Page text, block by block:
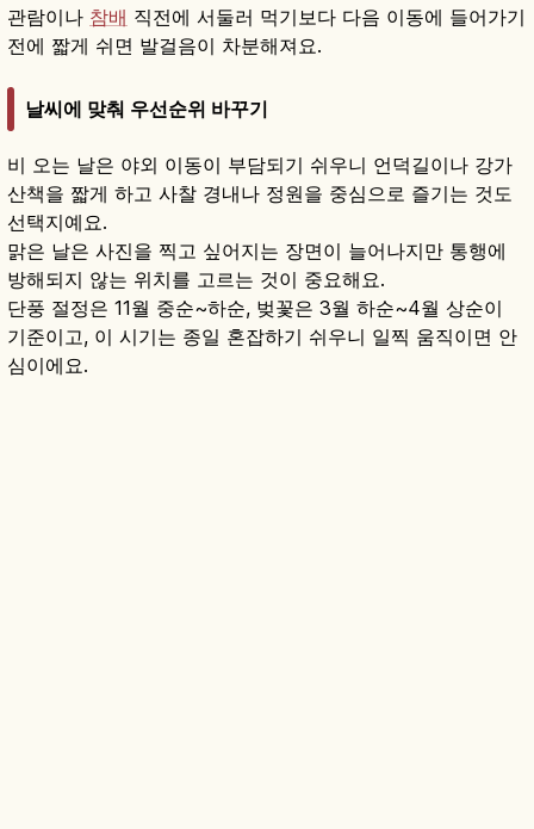
관람이나 참배 직전에 서둘러 먹기보다 다음 이동에 들어가기
전에 짧게 쉬면 발걸음이 차분해져요.
날씨에 맞춰 우선순위 바꾸기
비 오는 날은 야외 이동이 부담되기 쉬우니 언덕길이나 강가
산책을 짧게 하고 사찰 경내나 정원을 중심으로 즐기는 것도
선택지예요.
맑은 날은 사진을 찍고 싶어지는 장면이 늘어나지만 통행에
방해되지 않는 위치를 고르는 것이 중요해요.
단풍 절정은 11월 중순~하순, 벚꽃은 3월 하순~4월 상순이
기준이고, 이 시기는 종일 혼잡하기 쉬우니 일찍 움직이면 안
심이에요.